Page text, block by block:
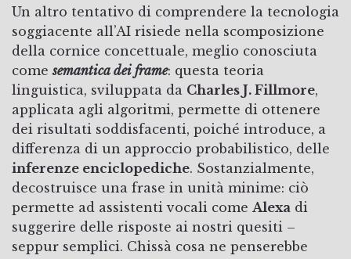
Un altro tentativo di comprendere la tecnologia
soggiacente all’AI risiede nella scomposizione
della cornice concettuale, meglio conosciuta
come semantica dei frame: questa teoria
linguistica, sviluppata da Charles J. Fillmore,
applicata agli algoritmi, permette di ottenere
dei risultati soddisfacenti, poiché introduce, a
differenza di un approccio probabilistico, delle
inferenze enciclopediche. Sostanzialmente,
decostruisce una frase in unità minime: ciò
permette ad assistenti vocali come Alexa di
suggerire delle risposte ai nostri quesiti –
seppur semplici. Chissà cosa ne penserebbe